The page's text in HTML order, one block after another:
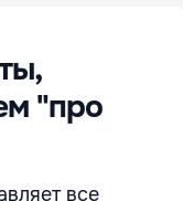
"про
все